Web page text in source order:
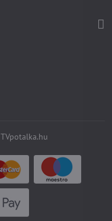
TVpotalka.hu